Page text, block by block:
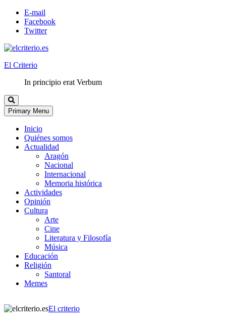
E-mail
Facebook
Twitter
El Criterio
In principio erat Verbum
Primary Menu
Inicio
Quiénes somos
Actualidad
Aragón
Nacional
Internacional
Memoria histórica
Actividades
Opinión
Cultura
Arte
Cine
Literatura y Filosofía
Música
Educación
Religión
Santoral
Memes
El criterio